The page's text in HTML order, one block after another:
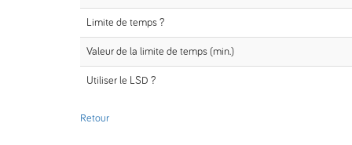
Limite de temps ?
Valeur de la limite de temps (min.)
Utiliser le LSD ?
Retour